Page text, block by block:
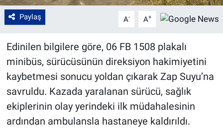
Paylaş A- A+
Edinilen bilgilere göre, 06 FB 1508 plakalı
minibüs, sürücüsünün direksiyon hakimiyetini
kaybetmesi sonucu yoldan çıkarak Zap Suyu’na
savruldu. Kazada yaralanan sürücü, sağlık
ekiplerinin olay yerindeki ilk müdahalesinin
ardından ambulansla hastaneye kaldırıldı.